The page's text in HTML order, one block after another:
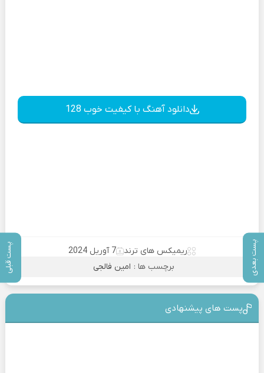
پست بعدی پست قبلی
دانلود آهنگ با کیفیت خوب 128
ریمیکس های ترند
7 آوریل 2024
برچسب ها : امین فالجی
پست های پیشنهادی